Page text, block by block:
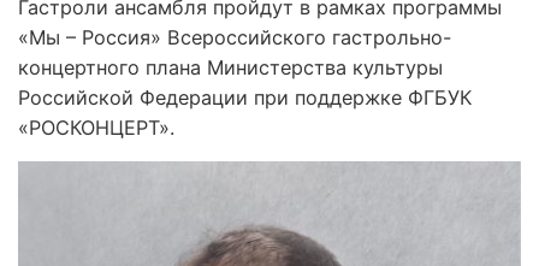
Гастроли ансамбля пройдут в рамках программы
«Мы – Россия» Всероссийского гастрольно-
концертного плана Министерства культуры
Российской Федерации при поддержке ФГБУК
«РОСКОНЦЕРТ».